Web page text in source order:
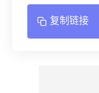
复制链接